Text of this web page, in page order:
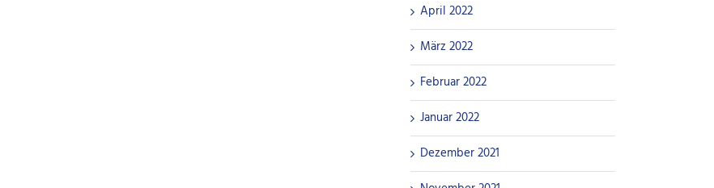
April 2022
März 2022
Februar 2022
Januar 2022
Dezember 2021